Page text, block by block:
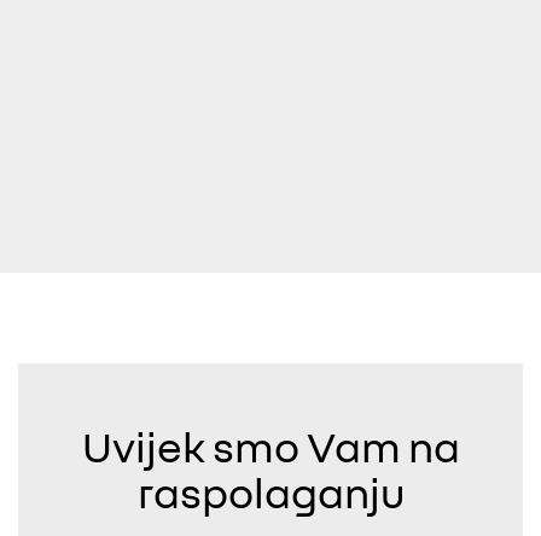
Uvijek smo Vam na
raspolaganju